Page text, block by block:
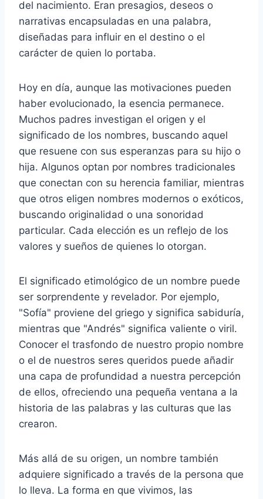
del nacimiento. Eran presagios, deseos o
narrativas encapsuladas en una palabra,
diseñadas para influir en el destino o el
carácter de quien lo portaba.
Hoy en día, aunque las motivaciones pueden
haber evolucionado, la esencia permanece.
Muchos padres investigan el origen y el
significado de los nombres, buscando aquel
que resuene con sus esperanzas para su hijo o
hija. Algunos optan por nombres tradicionales
que conectan con su herencia familiar, mientras
que otros eligen nombres modernos o exóticos,
buscando originalidad o una sonoridad
particular. Cada elección es un reflejo de los
valores y sueños de quienes lo otorgan.
El significado etimológico de un nombre puede
ser sorprendente y revelador. Por ejemplo,
"Sofía" proviene del griego y significa sabiduría,
mientras que "Andrés" significa valiente o viril.
Conocer el trasfondo de nuestro propio nombre
o el de nuestros seres queridos puede añadir
una capa de profundidad a nuestra percepción
de ellos, ofreciendo una pequeña ventana a la
historia de las palabras y las culturas que las
crearon.
Más allá de su origen, un nombre también
adquiere significado a través de la persona que
lo lleva. La forma en que vivimos, las